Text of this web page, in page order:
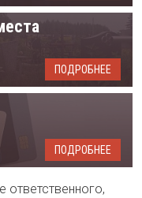
ПОДРОБНЕЕ
ПОДРОБНЕЕ
ответственного,